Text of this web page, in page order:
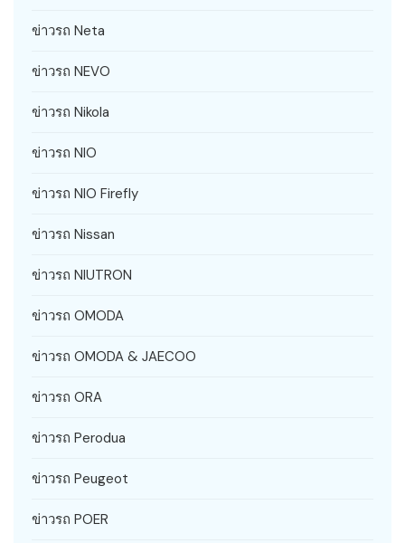
ข่าวรถ Neta
ข่าวรถ NEVO
ข่าวรถ Nikola
ข่าวรถ NIO
ข่าวรถ NIO Firefly
ข่าวรถ Nissan
ข่าวรถ NIUTRON
ข่าวรถ OMODA
ข่าวรถ OMODA & JAECOO
ข่าวรถ ORA
ข่าวรถ Perodua
ข่าวรถ Peugeot
ข่าวรถ POER